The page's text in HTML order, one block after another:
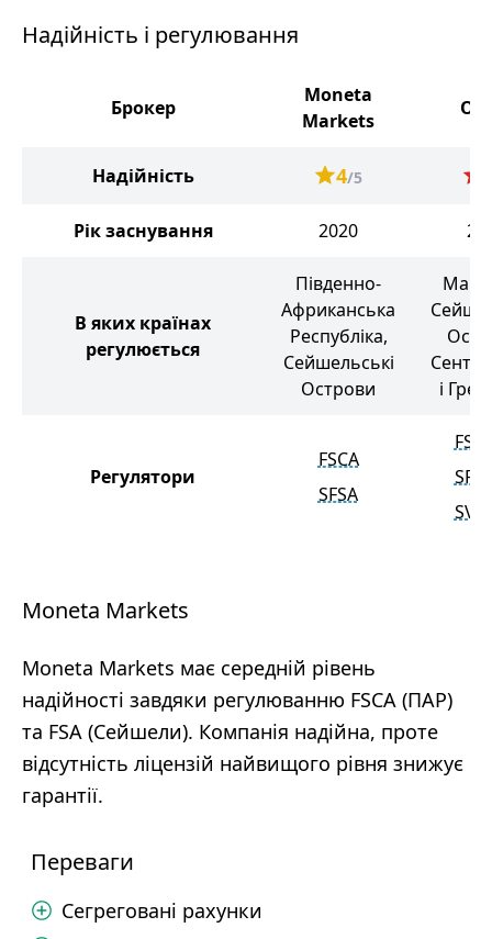
Надійність і регулювання
Брокер
Moneta
Markets
Надійність 4/5
Рік заснування 2020
В яких країнах
регулюється
Південно-
Африканська
Республіка,
Сейшельські
Острови
Сент-
і
Регулятори
FSCA
SFSA
FSC
Moneta Markets
Moneta Markets має середній рівень
надійності завдяки регулюванню FSCA (ПАР)
та FSA (Сейшели). Компанія надійна, проте
відсутність ліцензій найвищого рівня знижує
гарантії.
Переваги
Сегреговані рахунки